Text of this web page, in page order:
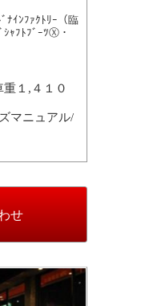
ﾅｲﾝﾌｧｸﾄﾘｰ（臨
ｬﾌﾄﾌﾞｰﾂⓍ・
１,４１０
マニュアル/